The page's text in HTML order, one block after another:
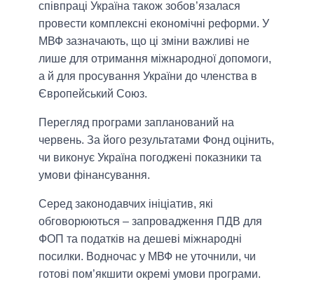
співпраці Україна також зобов’язалася
провести комплексні економічні реформи. У
МВФ зазначають, що ці зміни важливі не
лише для отримання міжнародної допомоги,
а й для просування України до членства в
Європейський Союз.
Перегляд програми запланований на
червень. За його результатами Фонд оцінить,
чи виконує Україна погоджені показники та
умови фінансування.
Серед законодавчих ініціатив, які
обговорюються – запровадження ПДВ для
ФОП та податків на дешеві міжнародні
посилки. Водночас у МВФ не уточнили, чи
готові пом’якшити окремі умови програми.